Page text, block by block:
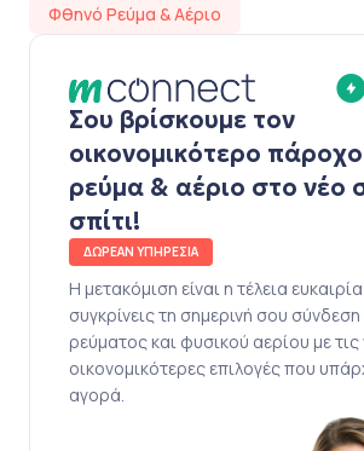
Φθηνό Ρεύμα & Αέριο
Σου βρίσκουμε τον
οικονομικότερο
ρεύμα & αέριο στο νέο
σπίτι!
ΔΩΡΕΑΝ ΥΠΗΡΕΣΙΑ
Η μετακόμιση είναι η τέλεια
συγκρίνεις τη σημερινή σου σύνδεση
ρεύματος και φυσικού αερίου με τις
οικονομικότερες επιλογές που
αγορά.